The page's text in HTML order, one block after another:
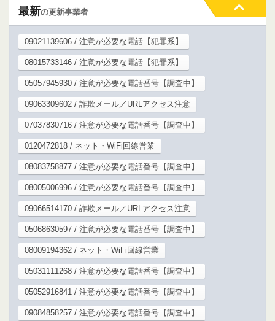
最新の更新事業者
09021139606 / 注意が必要な電話【犯罪系】
08015733146 / 注意が必要な電話【犯罪系】
05057945930 / 注意が必要な電話番号【調査中】
09063309602 / 詐欺メール／URLアクセス注意
07037830716 / 注意が必要な電話番号【調査中】
0120472818 / ネット・WiFi回線営業
08083758877 / 注意が必要な電話番号【調査中】
08005006996 / 注意が必要な電話番号【調査中】
09066514170 / 詐欺メール／URLアクセス注意
05068630597 / 注意が必要な電話番号【調査中】
08009194362 / ネット・WiFi回線営業
05031111268 / 注意が必要な電話番号【調査中】
05052916841 / 注意が必要な電話番号【調査中】
09084858257 / 注意が必要な電話番号【調査中】